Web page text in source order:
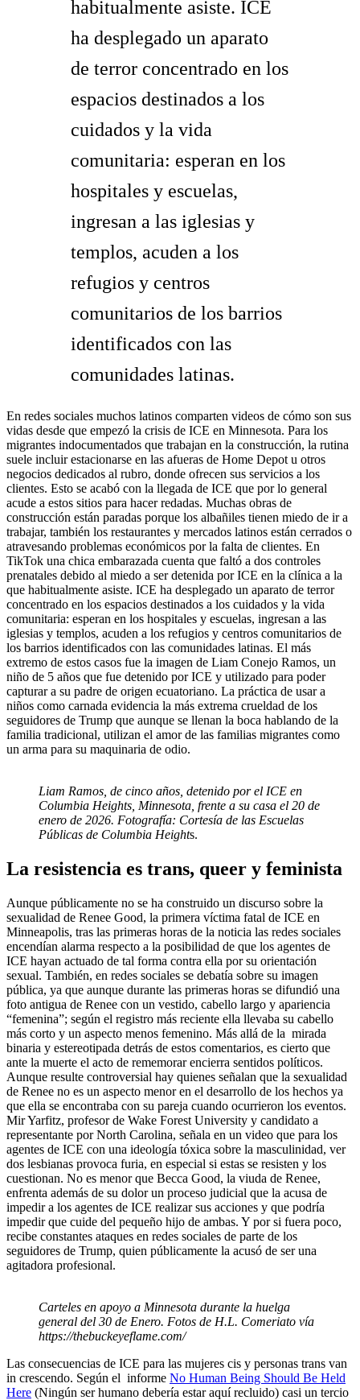
habitualmente asiste. ICE
ha desplegado un aparato
de terror concentrado en los
espacios destinados a los
cuidados y la vida
comunitaria: esperan en los
hospitales y escuelas,
ingresan a las iglesias y
templos, acuden a los
refugios y centros
comunitarios de los barrios
identificados con las
comunidades latinas.
En redes sociales muchos latinos comparten videos de cómo son sus
vidas desde que empezó la crisis de ICE en Minnesota. Para los
migrantes indocumentados que trabajan en la construcción, la rutina
suele incluir estacionarse en las afueras de Home Depot u otros
negocios dedicados al rubro, donde ofrecen sus servicios a los
clientes. Esto se acabó con la llegada de ICE que por lo general
acude a estos sitios para hacer redadas. Muchas obras de
construcción están paradas porque los albañiles tienen miedo de ir a
trabajar, también los restaurantes y mercados latinos están cerrados o
atravesando problemas económicos por la falta de clientes. En
TikTok una chica embarazada cuenta que faltó a dos controles
prenatales debido al miedo a ser detenida por ICE en la clínica a la
que habitualmente asiste. ICE ha desplegado un aparato de terror
concentrado en los espacios destinados a los cuidados y la vida
comunitaria: esperan en los hospitales y escuelas, ingresan a las
iglesias y templos, acuden a los refugios y centros comunitarios de
los barrios identificados con las comunidades latinas. El más
extremo de estos casos fue la imagen de Liam Conejo Ramos, un
niño de 5 años que fue detenido por ICE y utilizado para poder
capturar a su padre de origen ecuatoriano. La práctica de usar a
niños como carnada evidencia la más extrema crueldad de los
seguidores de Trump que aunque se llenan la boca hablando de la
familia tradicional, utilizan el amor de las familias migrantes como
un arma para su maquinaria de odio.
Liam Ramos, de cinco años, detenido por el ICE en
Columbia Heights, Minnesota, frente a su casa el 20 de
enero de 2026. Fotografía: Cortesía de las Escuelas
Públicas de Columbia Heights.
La resistencia es trans, queer y feminista
Aunque públicamente no se ha construido un discurso sobre la
sexualidad de Renee Good, la primera víctima fatal de ICE en
Minneapolis, tras las primeras horas de la noticia las redes sociales
encendían alarma respecto a la posibilidad de que los agentes de
ICE hayan actuado de tal forma contra ella por su orientación
sexual. También, en redes sociales se debatía sobre su imagen
pública, ya que aunque durante las primeras horas se difundió una
foto antigua de Renee con un vestido, cabello largo y apariencia
“femenina”; según el registro más reciente ella llevaba su cabello
más corto y un aspecto menos femenino. Más allá de la mirada
binaria y estereotipada detrás de estos comentarios, es cierto que
ante la muerte el acto de rememorar encierra sentidos políticos.
Aunque resulte controversial hay quienes señalan que la sexualidad
de Renee no es un aspecto menor en el desarrollo de los hechos ya
que ella se encontraba con su pareja cuando ocurrieron los eventos.
Mir Yarfitz, profesor de Wake Forest University y candidato a
representante por North Carolina, señala en un video que para los
agentes de ICE con una ideología tóxica sobre la masculinidad, ver
dos lesbianas provoca furia, en especial si estas se resisten y los
cuestionan. No es menor que Becca Good, la viuda de Renee,
enfrenta además de su dolor un proceso judicial que la acusa de
impedir a los agentes de ICE realizar sus acciones y que podría
impedir que cuide del pequeño hijo de ambas. Y por si fuera poco,
recibe constantes ataques en redes sociales de parte de los
seguidores de Trump, quien públicamente la acusó de ser una
agitadora profesional.
Carteles en apoyo a Minnesota durante la huelga
general del 30 de Enero. Fotos de H.L. Comeriato vía
https://thebuckeyeflame.com/
Las consecuencias de ICE para las mujeres cis y personas trans van
in crescendo. Según el informe No Human Being Should Be Held
Here (Ningún ser humano debería estar aquí recluido) casi un tercio